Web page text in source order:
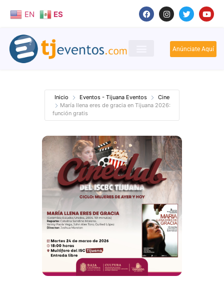
EN ES
Anúnciate Aquí
Inicio Eventos - Tijuana Eventos
Cine
María llena eres de gracia en Tijuana 2026:
función gratis